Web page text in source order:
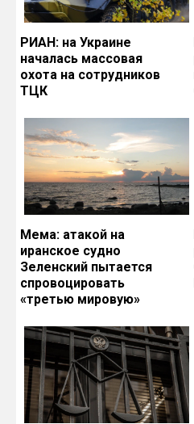
РИАН: на Украине
началась массовая
охота на сотрудников
ТЦК
Мема: атакой на
иранское судно
Зеленский пытается
спровоцировать
«третью мировую»